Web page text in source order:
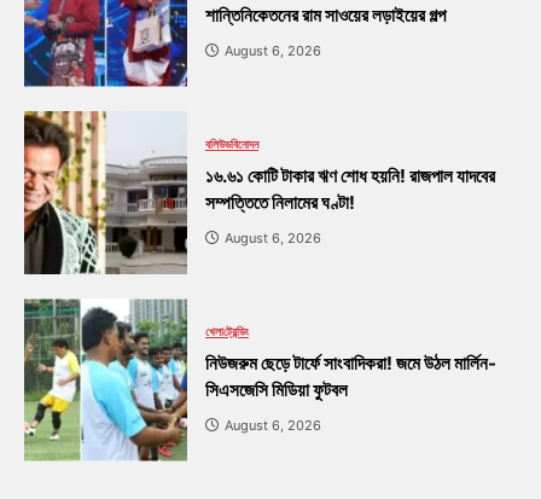
শান্তিনিকেতনের রাম সাওয়ের লড়াইয়ের গল্প
August 6, 2026
বলিউডবিনোদন
১৬.৬১ কোটি টাকার ঋণ শোধ হয়নি! রাজপাল যাদবের
সম্পত্তিতে নিলামের ঘণ্টা!
August 6, 2026
খেলাট্রেন্ডিং
নিউজরুম ছেড়ে টার্ফে সাংবাদিকরা! জমে উঠল মার্লিন-
সিএসজেসি মিডিয়া ফুটবল
August 6, 2026